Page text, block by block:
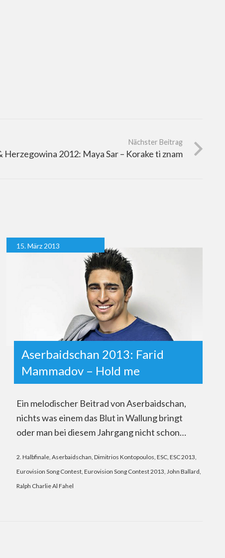
Nächster Beitrag
Herzegowina 2012: Maya Sar – Korake ti znam
15. März 2013
Aserbaidschan 2013: Farid
Mammadov – Hold me
Ein melodischer Beitrad von Aserbaidschan,
nichts was einem das Blut in Wallung bringt
oder man bei diesem Jahrgang nicht schon…
2. Halbfinale Aserbaidschan Dimitrios Kontopoulos ESC ESC 2013
Eurovision Song Contest Eurovision Song Contest 2013 John Ballard
Ralph Charlie Al Fahel